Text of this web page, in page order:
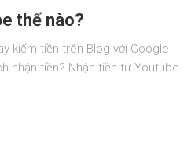
thế nào?
kiếm tiền trên Blog với Google
nhận tiền? Nhận tiền từ Youtube